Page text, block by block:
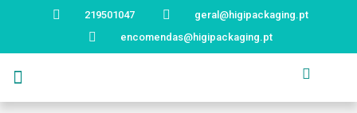
219501047
geral@higipackaging.pt
encomendas@higipackaging.pt